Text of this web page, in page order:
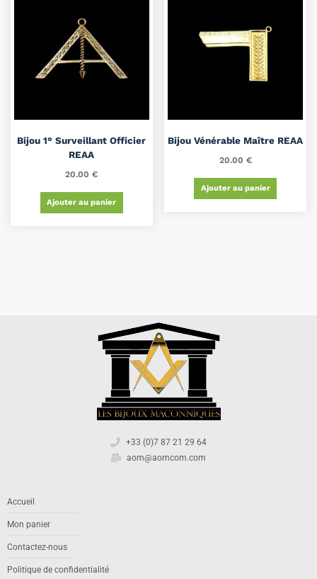
Bijou 1° Surveillant Officier
REAA
20.00€
Ajouter au panier
Bijou Vénérable Maître REAA
20.00 €
Ajouter au panier
+33 (0)7 87 21 29 64
aom@aomcom.com
Accueil
Mon panier
Contactez-nous
Politique de confidentialité